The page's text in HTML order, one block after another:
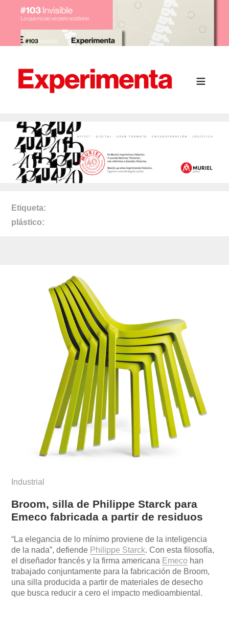
Etiqueta
plástico
Industrial
Broom, silla de Philippe Starck para
Emeco fabricada a partir de residuos
“La elegancia de lo mínimo proviene de la inteligencia
de la nada”, defiende Philippe Starck. Con esta filosofía,
el diseñador francés y la firma americana Emeco han
trabajado conjuntamente para la fabricación de Broom,
una silla producida a partir de materiales de desecho
que busca reducir a cero el impacto medioambiental.